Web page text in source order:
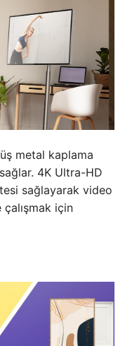
metal kaplama
4K Ultra-HD
sağlayarak video
çalışmak için